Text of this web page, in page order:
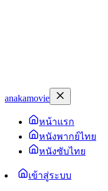
anakamovie
หน้าแรก
หนังพากย์ไทย
หนังซับไทย
เข้าสู่ระบบ